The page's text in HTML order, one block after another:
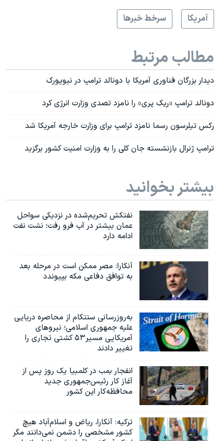
آمريکا
سرخط خبرها
مطالب مرتبط
دیدار بزرگان فناوری آمریکا با دونالد ترامپ در نیویورک
دونالد ترامپ «ریک پری» را نامزد تصدی وزارت انرژی کرد
رکس تیلرسون رسما نامزد ترامپ برای وزارت خارجه آمریکا شد
ترامپ ژنرال بازنشسته جان کلی را به وزارت امنیت کشور برگزید
بیشتر بخوانید
نفتکش تحریم‌شده در نزدیکی سواحل
عمان بیشتر در آب فرو رفت؛ نشت نفت
ادامه دارد
آنکارا: مصر ممکن است در مرحله بعد
به توافق دفاعی مکه بپیوندد
به‌روزرسانی سنتکام از محاصره دریایی
علیه جمهوری اسلامی؛ نیروهای
آمریکایی مسیر۵۳ کشتی تجاری را
تغییر دادند
انفجار بمب‌‌ در کلمبیا یک روز پس از
آغاز کار رئیس‌جمهوری جدید
محافظه‌کار این کشور
ترکیه: آنکارا، ریاض و اسلام‌آباد هیچ
کشور مشخصی را دشمن نمی‌دانند مگر